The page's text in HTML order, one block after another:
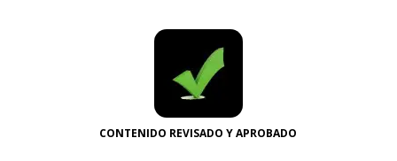
CONTENIDO REVISADO Y APROBADO